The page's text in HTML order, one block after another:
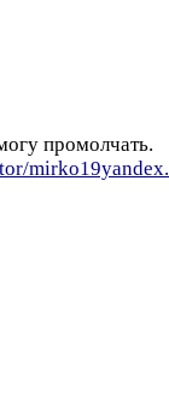
промолчать.
mirko19yandex.